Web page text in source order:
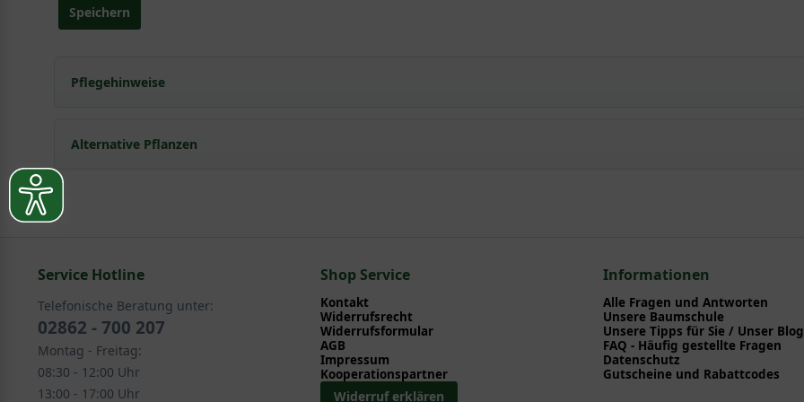
Speichern
Pflegehinweise
Pflanz- und Pflegetipps Malus 'Golden Delicious' / Spalierobst 'Golden Delicious' U-Form
Alternative Pflanzen
Obst - Früchte > Säulenobst - Spalierobst
Service Hotline
Telefonische Beratung unter:
02862 - 700 207
Montag - Freitag:
08:30 - 12:00 Uhr
13:00 - 17:00 Uhr
Shop Service
Kontakt
Widerrufsrecht
Widerrufsformular
AGB
Impressum
Kooperationspartner
Widerruf erklären
Informationen
Alle Fragen und Antworten
Unsere Baumschule
Unsere Tipps für Sie / Unser Blog
FAQ - Häufig gestellte Fragen
Datenschutz
Gutscheine und Rabattcodes